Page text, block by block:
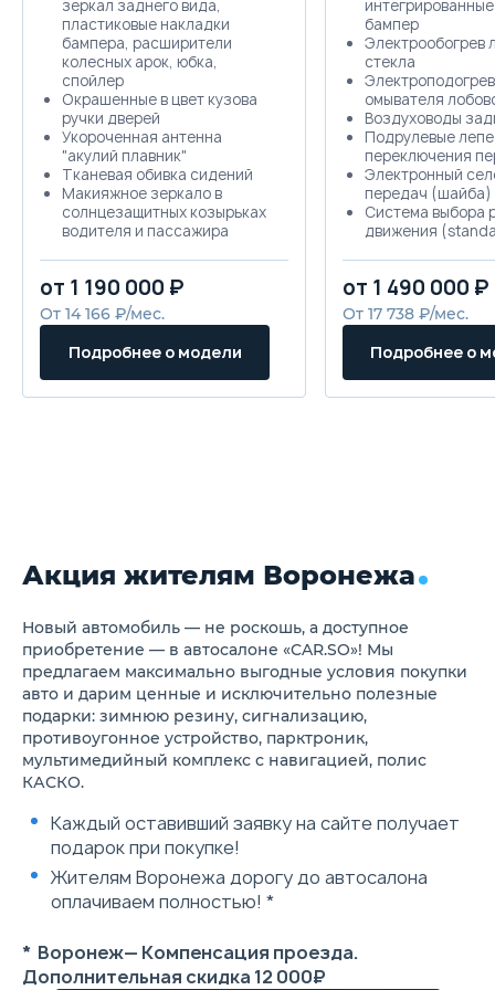
зеркал заднего вида,
пластиковые накладки
бампера, расширители
колесных арок, юбка,
спойлер
Окрашенные в цвет кузова
ручки дверей
Укороченная антенна
"акулий плавник"
Тканевая обивка сидений
Макияжное зеркало в
солнцезащитных козырьках
водителя и пассажира
Задний подлокотник, 2
подстаканника
2 передних подстаканника с
защитной крышкой на
центральном тоннеле
Потолочные ручки
интерьера для посадки
Галогеновые фары
Светодиодные дневные
интегрированные в блок фар
Светодиодные задние
фонари
Задние противотуманные
фонари
Функция задержки света
фар после закрытия
центрального замка (follow-
me-home)
Датчик дождя и света
Подогрев и
электрорегулировка зеркал
заднего вида
Электростеклоподъемники 4
дверей с автодоводчиком со
стороны водителя
тормоз EPB с функцией Brake
Hold
Автоматический климат-
от 1 190 000 ₽
От 14 166 ₽/мес.
Подробнее о модели
бампер
Электрообогрев
стекла
омывателя
Воздуховоды
Подрулевые
переключения
Электронный
передач (шайба)
Система выбора
движения
статической
Боковые
безопасности
Безопасность и
Телематические
HAVAL
от 1 490 000 ₽
От 17 738 ₽/мес.
Подробнее о
Акция жителям Воронежа
Новый автомобиль — не роскошь, а доступное
приобретение — в автосалоне «CAR.SO»! Мы
предлагаем максимально выгодные условия покупки
авто и дарим ценные и исключительно полезные
подарки: зимнюю резину, сигнализацию,
противоугонное устройство, парктроник,
мультимедийный комплекс с навигацией, полис
КАСКО.
Каждый оставивший заявку на сайте получает
подарок при покупке!
Жителям Воронежа дорогу до автосалона
оплачиваем полностью! *
* Воронеж— Компенсация проезда.
Дополнительная скидка 12 000₽